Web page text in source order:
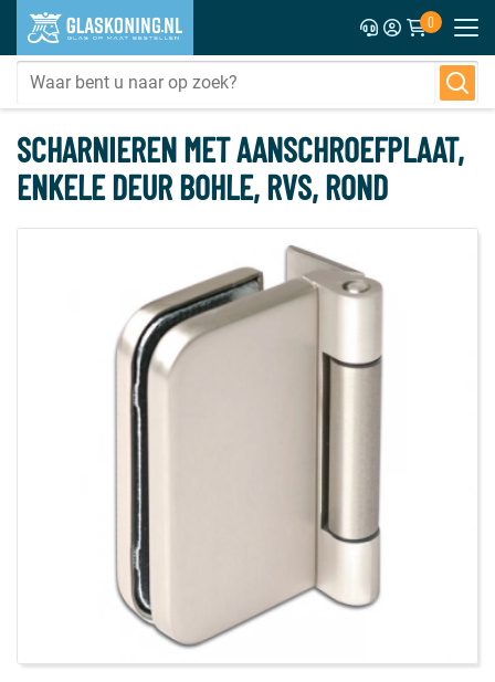
0
SCHARNIEREN MET AANSCHROEFPLAAT,
ENKELE DEUR BOHLE, RVS, ROND